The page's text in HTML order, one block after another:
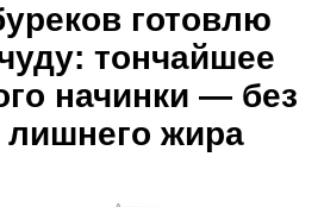
готовлю
тончайшее
начинки — без
жира